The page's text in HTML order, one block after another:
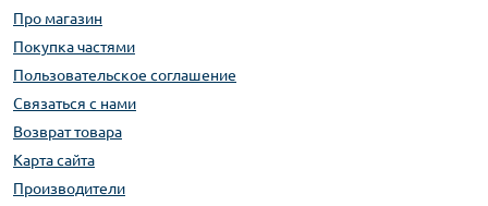
Про магазин
Покупка частями
Пользовательское соглашение
Связаться с нами
Возврат товара
Карта сайта
Производители